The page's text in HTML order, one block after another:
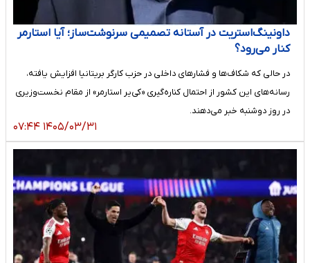
داونینگ‌استریت در آستانه تصمیمی سرنوشت‌ساز؛ آیا استارمر
کنار می‌رود؟
در حالی که شکاف‌ها و فشارهای داخلی در حزب کارگر بریتانیا افزایش یافته،
رسانه‌های این کشور از احتمال کناره‌گیری «کی‌یر استارمر» از مقام نخست‌وزیری
در روز دوشنبه خبر می‌دهند.
۱۴۰۵/۰۳/۳۱ ۰۷:۴۴